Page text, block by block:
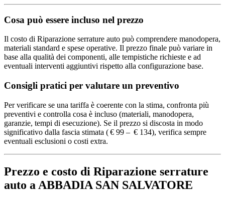
Cosa può essere incluso nel prezzo
Il costo di Riparazione serrature auto può comprendere manodopera,
materiali standard e spese operative. Il prezzo finale può variare in
base alla qualità dei componenti, alle tempistiche richieste e ad
eventuali interventi aggiuntivi rispetto alla configurazione base.
Consigli pratici per valutare un preventivo
Per verificare se una tariffa è coerente con la stima, confronta più
preventivi e controlla cosa è incluso (materiali, manodopera,
garanzie, tempi di esecuzione). Se il prezzo si discosta in modo
significativo dalla fascia stimata ( € 99 – € 134), verifica sempre
eventuali esclusioni o costi extra.
Prezzo e costo di Riparazione serrature
auto a ABBADIA SAN SALVATORE